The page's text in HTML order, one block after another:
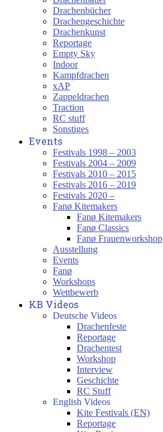
Drachenbücher
Drachengeschichte
Drachenkunst
Reportage
Empty Sky
Indoor
Kampfdrachen
xAP
Zappeldrachen
Traction
RC stuff
Sonstiges
Events
Festivals 1998 – 2003
Festivals 2004 – 2009
Festivals 2010 – 2015
Festivals 2016 – 2019
Festivals 2020 –
Fanø Kitemakers
Fanø Kitemakers
Fanø Classics
Fanø Frauenworkshop
Ausstellung
Events
Fanø
Workshops
Wettbewerb
KB Videos
Deutsche Videos
Drachenfeste
Reportage
Drachentest
Workshop
Interview
Geschichte
RC Stuff
English Videos
Kite Festivals (EN)
Reportage